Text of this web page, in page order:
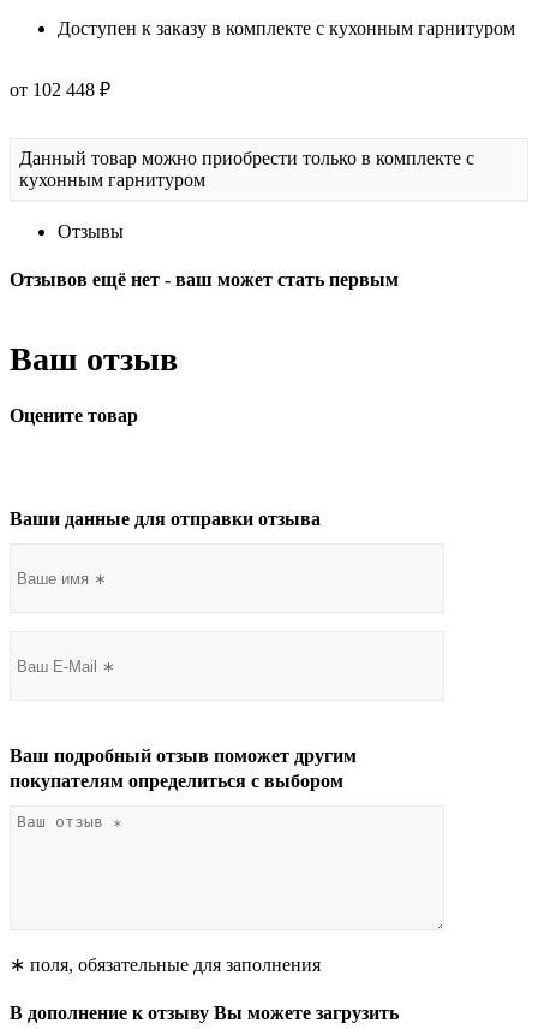
Доступен к заказу в комплекте с кухонным гарнитуром
от 102 448 ₽
Данный товар можно приобрести только в комплекте с
кухонным гарнитуром
Отзывы
Отзывов ещё нет - ваш может стать первым
Ваш отзыв
Оцените товар
Ваши данные для отправки отзыва
Ваш подробный отзыв поможет другим
покупателям определиться с выбором
∗ поля, обязательные для заполнения
В дополнение к отзыву Вы можете загрузить